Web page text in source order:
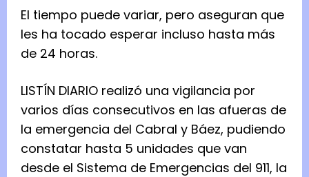
El tiempo puede variar, pero ase­gu­ran que
les ha tocado espe­rar incluso hasta más
de 24 horas.
LISTÍN DIARIO rea­lizó una vigi­lan­cia por
varios días con­se­cu­ti­vos en las afue­ras de
la emer­gen­cia del Cabral y Báez, pudiendo
cons­ta­tar hasta 5 uni­da­des que van
desde el Sis­tema de Emer­gen­cias del 911, la